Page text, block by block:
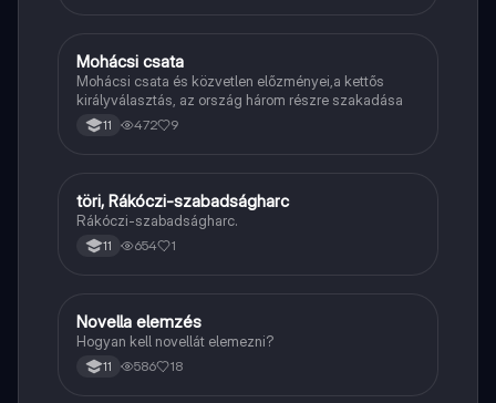
Töri
Mohácsi csata
Mohácsi csata és közvetlen előzményei,a kettős
királyválasztás, az ország három részre szakadása
11 472 9
Töri
töri, Rákóczi-szabadságharc
Rákóczi-szabadságharc.
11 654 1
Magyar
Novella elemzés
Hogyan kell novellát elemezni?
11 586 18